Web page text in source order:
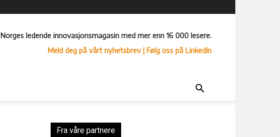
Norges ledende innovasjonsmagasin med mer enn 16 000 lesere.
Meld deg på vårt nyhetsbrev| Følg oss på LinkedIn
Fra våre partnere